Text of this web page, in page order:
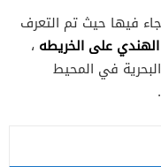
فيها حيث تم التعرف
على الخريطه ،
في المحيط